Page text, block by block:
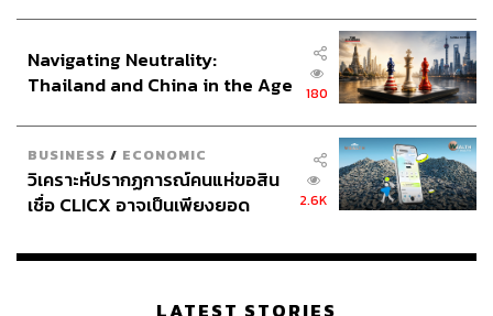
Navigating Neutrality:
Thailand and China in the Age
180
BUSINESS / ECONOMIC
วิเคราะห์ปรากฏการณ์คนแห่ขอสิน
เชื่อ CLICX อาจเป็นเพียงยอด
เรือนไทยที่ถูกซุกไว้
2.6K